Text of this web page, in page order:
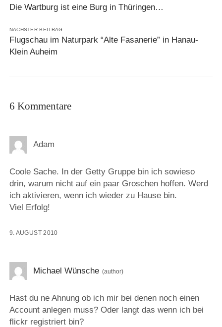
Die Wartburg ist eine Burg in Thüringen…
NÄCHSTER BEITRAG
Flugschau im Naturpark “Alte Fasanerie” in Hanau-
Klein Auheim
6 Kommentare
Adam
Coole Sache. In der Getty Gruppe bin ich sowieso
drin, warum nicht auf ein paar Groschen hoffen. Werd
ich aktivieren, wenn ich wieder zu Hause bin.
Viel Erfolg!
9. AUGUST 2010
Michael Wünsche
Hast du ne Ahnung ob ich mir bei denen noch einen
Account anlegen muss? Oder langt das wenn ich bei
flickr registriert bin?